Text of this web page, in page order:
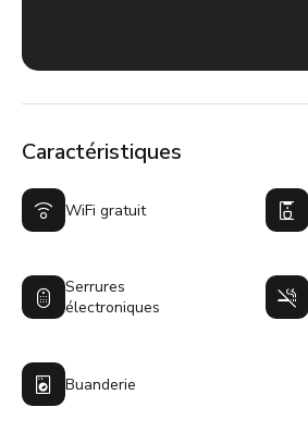
Caractéristiques
WiFi gratuit
Serrures
électroniques
Buanderie